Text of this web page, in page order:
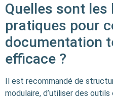
Quelles sont les
pratiques pour
documentation
efficace ?
Il est recommandé de
modulaire, d’utiliser des